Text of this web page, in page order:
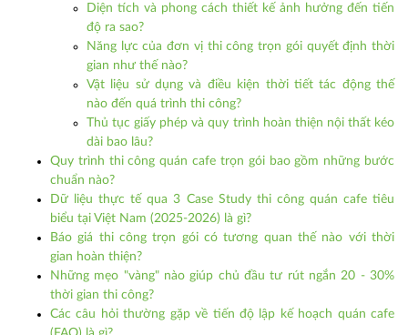
Diện tích và phong cách thiết kế ảnh hưởng đến tiến
độ ra sao?
Năng lực của đơn vị thi công trọn gói quyết định thời
gian như thế nào?
Vật liệu sử dụng và điều kiện thời tiết tác động thế
nào đến quá trình thi công?
Thủ tục giấy phép và quy trình hoàn thiện nội thất kéo
dài bao lâu?
Quy trình thi công quán cafe trọn gói bao gồm những bước
chuẩn nào?
Dữ liệu thực tế qua 3 Case Study thi công quán cafe tiêu
biểu tại Việt Nam (2025-2026) là gì?
Báo giá thi công trọn gói có tương quan thế nào với thời
gian hoàn thiện?
Những mẹo "vàng" nào giúp chủ đầu tư rút ngắn 20 - 30%
thời gian thi công?
Các câu hỏi thường gặp về tiến độ lập kế hoạch quán cafe